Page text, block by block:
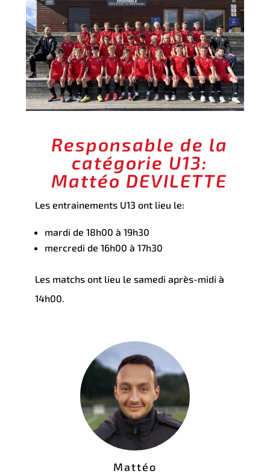
Responsable de la
catégorie U13:
Mattéo DEVILETTE
Les entrainements U13 ont lieu le:
mardi de 18h00 à 19h30
mercredi de 16h00 à 17h30
Les matchs ont lieu le samedi après-midi à
14h00.
Mattéo